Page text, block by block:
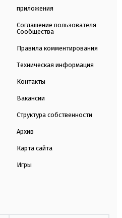
приложения
Соглашение пользователя
Сообщества
Правила комментирования
Техническая информация
Контакты
Вакансии
Структура собственности
Архив
Карта сайта
Игры